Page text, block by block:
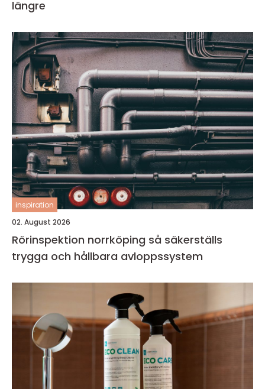
längre
inspiration
02. August 2026
Rörinspektion norrköping så säkerställs
trygga och hållbara avloppssystem